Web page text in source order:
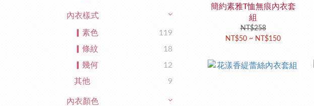
內衣樣式
▎素色
119
▎條紋
18
▎幾何
12
其他
9
內衣顏色
簡約素雅T恤無痕內衣套
組
NT$258
NT$50 ~ NT$150